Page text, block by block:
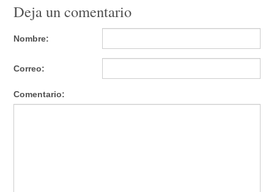
Deja un comentario
Nombre:
Correo:
Comentario: